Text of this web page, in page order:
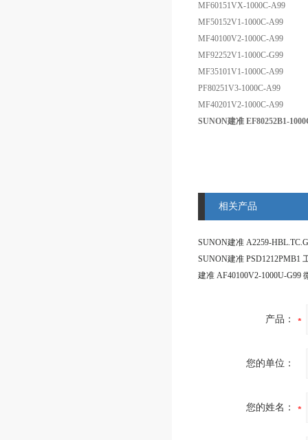
MF60151VX-1000C-A99
MF50152V1-1000C-A99
MF40100V2-1000C-A99
MF92252V1-1000C-G99
MF35101V1-1000C-A99
PF80251V3-1000C-A99
MF40201V2-1000C-A99
SUNON建准 EF80252B1-
相关产品
产品：
您的单位：
您的姓名：